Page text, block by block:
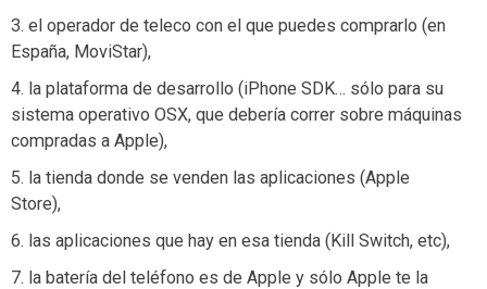
3. el operador de teleco con el que puedes comprarlo (en
España, MoviStar),
4. la plataforma de desarrollo (iPhone SDK… sólo para su
sistema operativo OSX, que debería correr sobre máquinas
compradas a Apple),
5. la tienda donde se venden las aplicaciones (Apple
Store),
6. las aplicaciones que hay en esa tienda (Kill Switch, etc),
7. la batería del teléfono es de Apple y sólo Apple te la